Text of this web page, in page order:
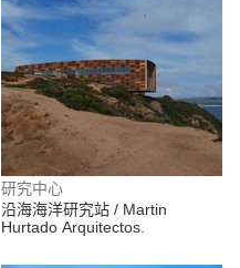
研究中心
沿海海洋研究站 / Martin
Hurtado Arquitectos.